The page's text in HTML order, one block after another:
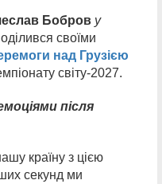
Бобров у
своїми
над Грузією
світу-2027.
після
країну з цією
секунд ми